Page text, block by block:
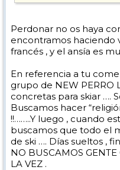
Perdonar no os haya
encontramos haciendo
francés , y el ansía es
En referencia a tu
grupo de NEW PERRO
concretas para skiar ….
Buscamos hacer
!!……..Y luego , cuando
buscamos que todo el
de ski …. Días sueltos ,
NO BUSCAMOS GENTE
LA VEZ .